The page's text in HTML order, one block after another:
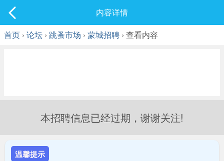
最新发表
内容详情
首页 › 论坛 › 跳蚤市场 › 蒙城招聘 › 查看内容
本招聘信息已经过期，谢谢关注!
温馨提示